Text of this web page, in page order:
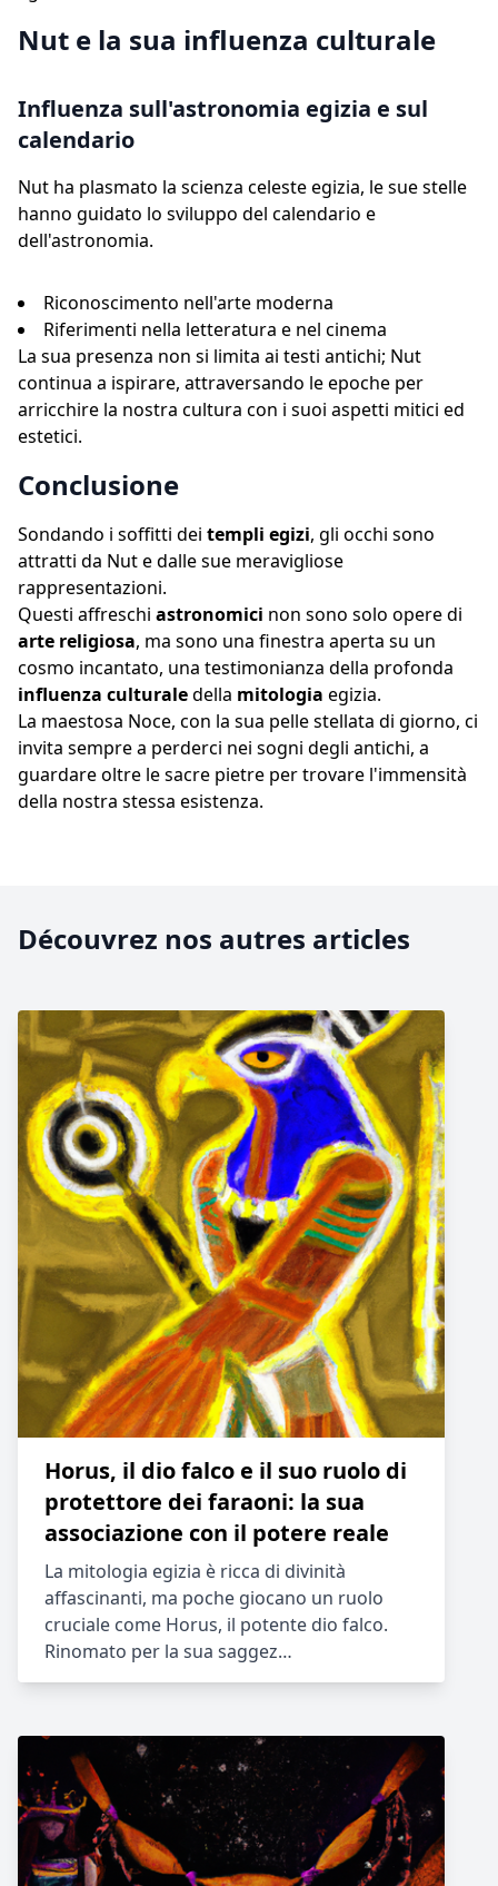
Nut e la sua influenza culturale
Influenza sull'astronomia egizia e sul
calendario
Nut ha plasmato la scienza celeste egizia, le sue stelle
hanno guidato lo sviluppo del calendario e
dell'astronomia.
Riconoscimento nell'arte moderna
Riferimenti nella letteratura e nel cinema
La sua presenza non si limita ai testi antichi; Nut
continua a ispirare, attraversando le epoche per
arricchire la nostra cultura con i suoi aspetti mitici ed
estetici.
Conclusione
Sondando i soffitti dei templi egizi, gli occhi sono
attratti da Nut e dalle sue meravigliose
rappresentazioni.
Questi affreschi astronomici non sono solo opere di
arte religiosa, ma sono una finestra aperta su un
cosmo incantato, una testimonianza della profonda
influenza culturaledella mitologia egizia.
La maestosa Noce, con la sua pelle stellata di giorno, ci
invita sempre a perderci nei sogni degli antichi, a
guardare oltre le sacre pietre per trovare l'immensità
della nostra stessa esistenza.
Découvrez nos autres articles
Horus, il dio falco e il suo ruolo di
protettore dei faraoni: la sua
associazione con il potere reale
La mitologia egizia è ricca di divinità
affascinanti, ma poche giocano un ruolo
cruciale come Horus, il potente dio falco.
Rinomato per la sua saggez…